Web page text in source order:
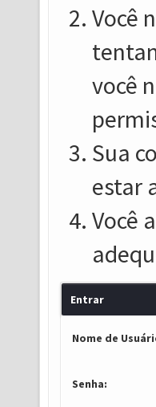
Você
você
Sua
estar
Você
Entrar
Nome de
Senha: